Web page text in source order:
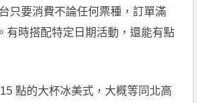
只要消費不論任何票種，訂單滿
有時搭配特定日期活動，還能有點
點的大杯冰美式，大概等同北高